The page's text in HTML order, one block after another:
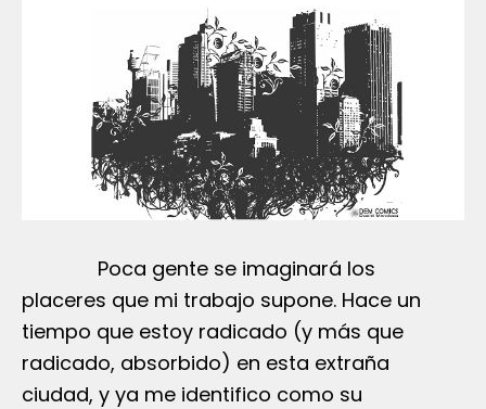
Poca gente se imaginará los
placeres que mi trabajo supone. Hace un
tiempo que estoy radicado (y más que
radicado, absorbido) en esta extraña
ciudad, y ya me identifico como su